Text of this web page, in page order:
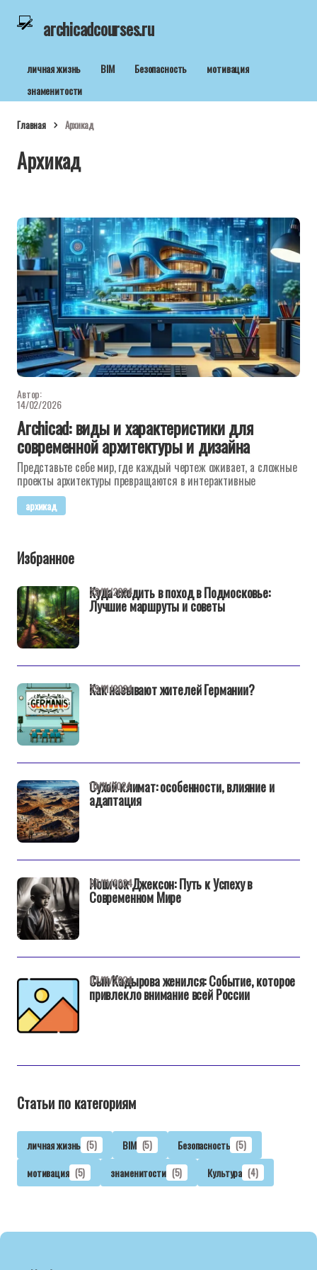
archicadcourses.ru
личная жизнь BIM Безопасность
мотивация
знаменитости
Главная Архикад
Архикад
Автор:
14/02/2026
Archicad: виды и характеристики для
современной архитектуры и дизайна
Представьте себе мир, где каждый чертеж оживает, а сложные
проекты архитектуры превращаются в интерактивные
архикад
Избранное
Куда сходить в поход в Подмосковье:
Лучшие маршруты и советы
29/11/2024
Как называют жителей Германии?
29/11/2024
Сухой климат: особенности, влияние и
адаптация
10/11/2024
Новичок Джексон: Путь к Успеху в
Современном Мире
07/11/2024
Сын Кадырова женился: Событие, которое
привлекло внимание всей России
07/11/2024
Статьи по категориям
личная жизнь (5) BIM (5) Безопасность (5)
мотивация (5) знаменитости (5) Культура (4)